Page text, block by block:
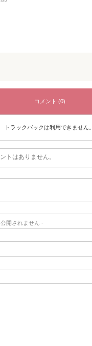
コメント (0)
トラックバックは利用できません。
トはありません。
開されません -